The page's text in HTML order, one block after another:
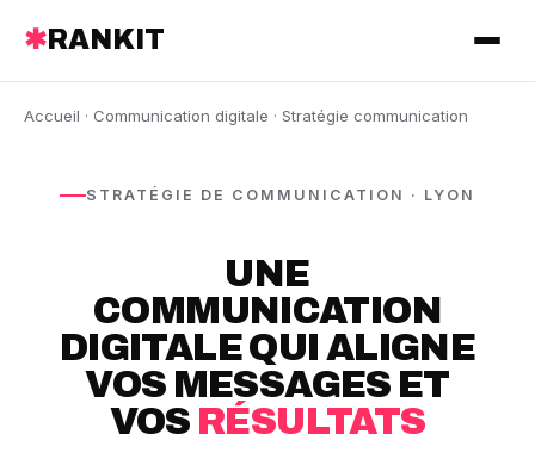
✱ RANKIT
Accueil · Communication digitale · Stratégie communication
STRATÉGIE DE COMMUNICATION · LYON
UNE
COMMUNICATION
DIGITALE QUI ALIGNE
VOS MESSAGES ET
VOS RÉSULTATS